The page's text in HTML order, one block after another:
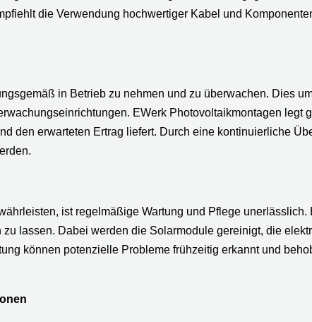
die Verwendung hochwertiger Kabel und
in Betrieb zu nehmen und zu überwachen. Dies
EWerk Photovoltaikmontagen legt
den erwarteten Ertrag liefert. Durch eine kontinuierliche
ist regelmäßige Wartung und Pflege
lassen. Dabei werden die Solarmodule gereinigt, die
können potenzielle Probleme frühzeitig erkannt und